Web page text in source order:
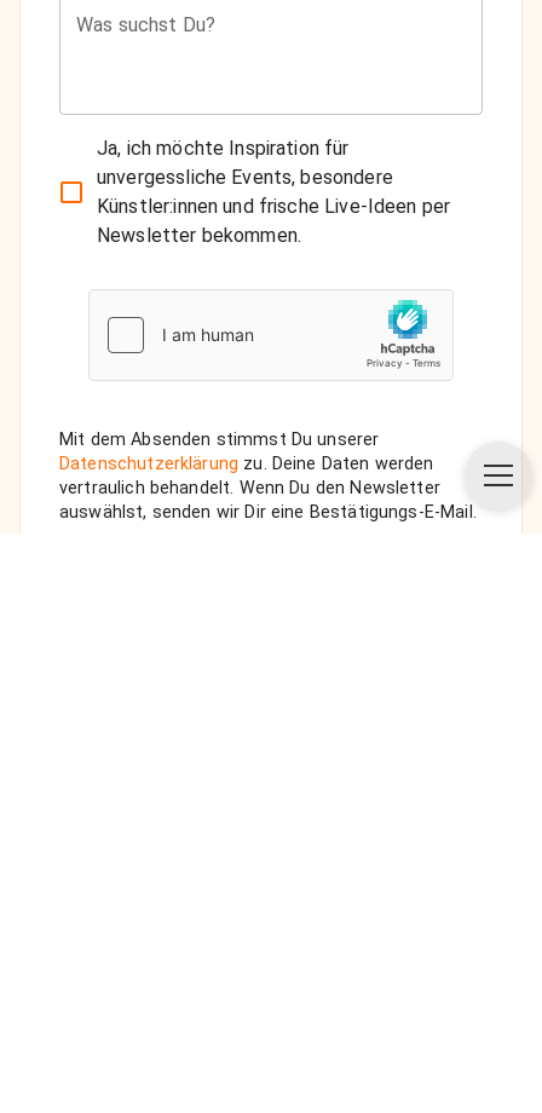
Was suchst Du?
Ja, ich möchte Inspiration für
unvergessliche Events, besondere
Künstler:innen und frische Live-Ideen per
Newsletter bekommen.
Mit dem Absenden stimmst Du unserer
Datenschutzerklärung zu. Deine Daten werden
vertraulich behandelt. Wenn Du den Newsletter
auswählst, senden wir Dir eine Bestätigungs-E-Mail.